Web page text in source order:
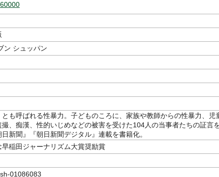
ン シュッパン
とも呼ばれる性暴力。子どものころに、家族や教師からの性暴力、児
撮、痴漢、性的いじめなどの被害を受けた104人の当事者たちの証言
新聞』『朝日新聞デジタル』連載を書籍化。
稲田ジャーナリズム大賞奨励賞
01086083